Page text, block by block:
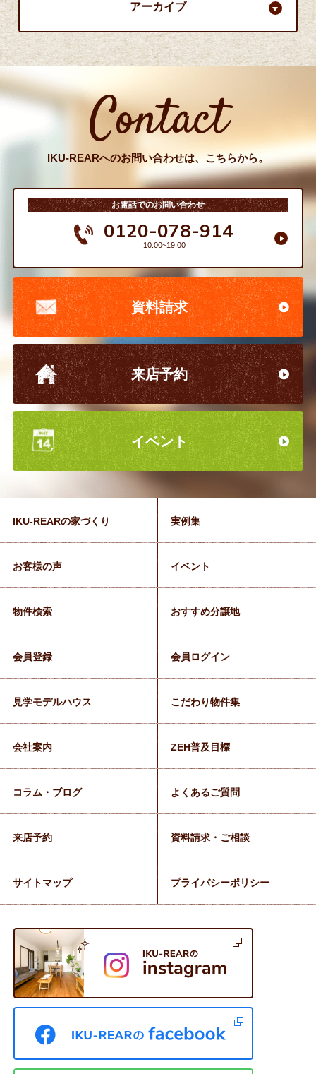
アーカイブ
Contact
IKU-REARへのお問い合わせは、こちらから。
お電話でのお問い合わせ
0120-078-914
10:00~19:00
資料請求
来店予約
イベント
IKU-REARの家づくり 実例集
お客様の声 イベント
物件検索 おすすめ分譲地
会員登録 会員ログイン
見学モデルハウス こだわり物件集
会社案内 ZEH普及目標
コラム・ブログ よくあるご質問
来店予約 資料請求・ご相談
サイトマップ プライバシーポリシー